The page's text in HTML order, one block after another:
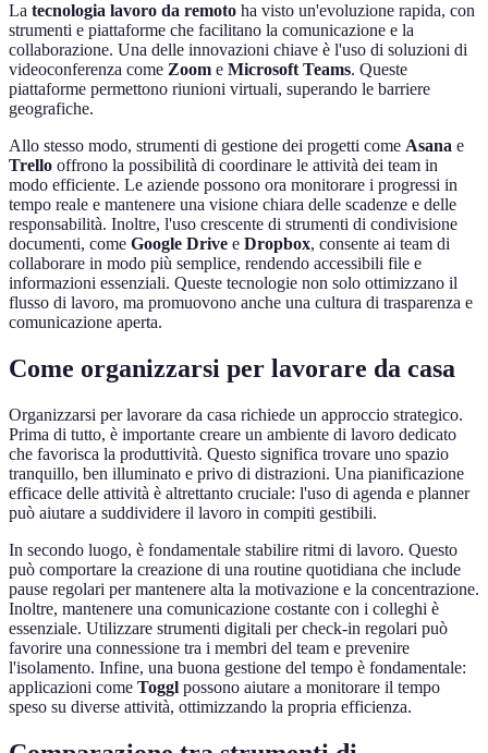
La tecnologia lavoro da remoto ha visto un'evoluzione rapida, con
strumenti e piattaforme che facilitano la comunicazione e la
collaborazione. Una delle innovazioni chiave è l'uso di soluzioni di
videoconferenza come Zoom e Microsoft Teams. Queste
piattaforme permettono riunioni virtuali, superando le barriere
geografiche.
Allo stesso modo, strumenti di gestione dei progetti come Asana e
Trello offrono la possibilità di coordinare le attività dei team in
modo efficiente. Le aziende possono ora monitorare i progressi in
tempo reale e mantenere una visione chiara delle scadenze e delle
responsabilità. Inoltre, l'uso crescente di strumenti di condivisione
documenti, come Google Drive e Dropbox, consente ai team di
collaborare in modo più semplice, rendendo accessibili file e
informazioni essenziali. Queste tecnologie non solo ottimizzano il
flusso di lavoro, ma promuovono anche una cultura di trasparenza e
comunicazione aperta.
Come organizzarsi per lavorare da casa
Organizzarsi per lavorare da casa richiede un approccio strategico.
Prima di tutto, è importante creare un ambiente di lavoro dedicato
che favorisca la produttività. Questo significa trovare uno spazio
tranquillo, ben illuminato e privo di distrazioni. Una pianificazione
efficace delle attività è altrettanto cruciale: l'uso di agenda e planner
può aiutare a suddividere il lavoro in compiti gestibili.
In secondo luogo, è fondamentale stabilire ritmi di lavoro. Questo
può comportare la creazione di una routine quotidiana che include
pause regolari per mantenere alta la motivazione e la concentrazione.
Inoltre, mantenere una comunicazione costante con i colleghi è
essenziale. Utilizzare strumenti digitali per check-in regolari può
favorire una connessione tra i membri del team e prevenire
l'isolamento. Infine, una buona gestione del tempo è fondamentale:
applicazioni come Toggl possono aiutare a monitorare il tempo
speso su diverse attività, ottimizzando la propria efficienza.